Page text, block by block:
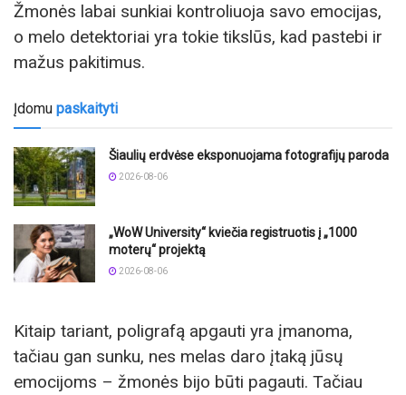
Žmonės labai sunkiai kontroliuoja savo emocijas,
o melo detektoriai yra tokie tikslūs, kad pastebi ir
mažus pakitimus.
Įdomu paskaityti
Šiaulių erdvėse eksponuojama fotografijų paroda
2026-08-06
„WoW University“ kviečia registruotis į „1000
moterų“ projektą
2026-08-06
Kitaip tariant, poligrafą apgauti yra įmanoma,
tačiau gan sunku, nes melas daro įtaką jūsų
emocijoms – žmonės bijo būti pagauti. Tačiau